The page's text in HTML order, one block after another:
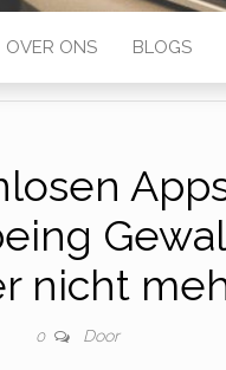
OVER ONS BLOGS
nicht
0 Door